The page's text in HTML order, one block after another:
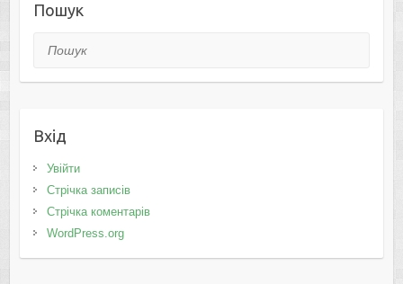
Пошук
Пошук
Вхід
Увійти
Стрічка записів
Стрічка коментарів
WordPress.org